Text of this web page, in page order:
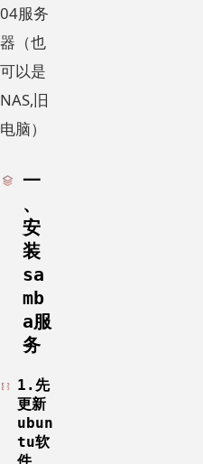
04服务
器（也
可以是
NAS,旧
电脑）
一
、
安
装
sa
mb
a服
务
1.先
更新
ubun
tu软